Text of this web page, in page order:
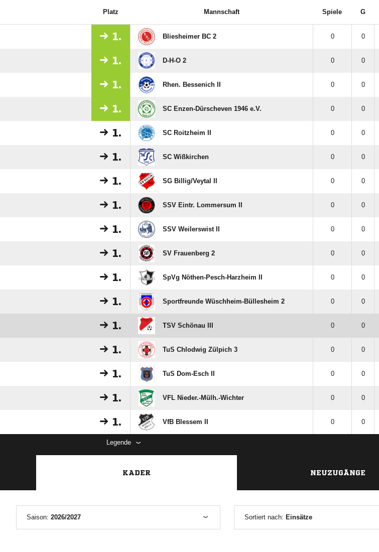
Platz Mannschaft Spiele G
1. Bliesheimer BC 2 0 0
1. D-H-O 2 0 0
1. Rhen. Bessenich II 0 0
1. SC Enzen-Dürscheven 1946 e.V. 0 0
1. SC Roitzheim II 0 0
1. SC Wißkirchen 0 0
1. SG Billig/​Veytal II 0 0
1. SSV Eintr. Lommersum II 0 0
1. SSV Weilerswist II 0 0
1. SV Frauenberg 2 0 0
1. SpVg Nöthen-Pesch-Harzheim II 0 0
1. Sportfreunde Wüschheim-Büllesheim 2 0 0
1. TSV Schönau III 0 0
1. TuS Chlodwig Zülpich 3 0 0
1. TuS Dom-Esch II 0 0
1. VFL Nieder.-Mülh.-Wichter 0 0
1. VfB Blessem II 0 0
Legende
KADER NEUZUGÄNGE
Saison: 2026/2027 Sortiert nach: Einsätze